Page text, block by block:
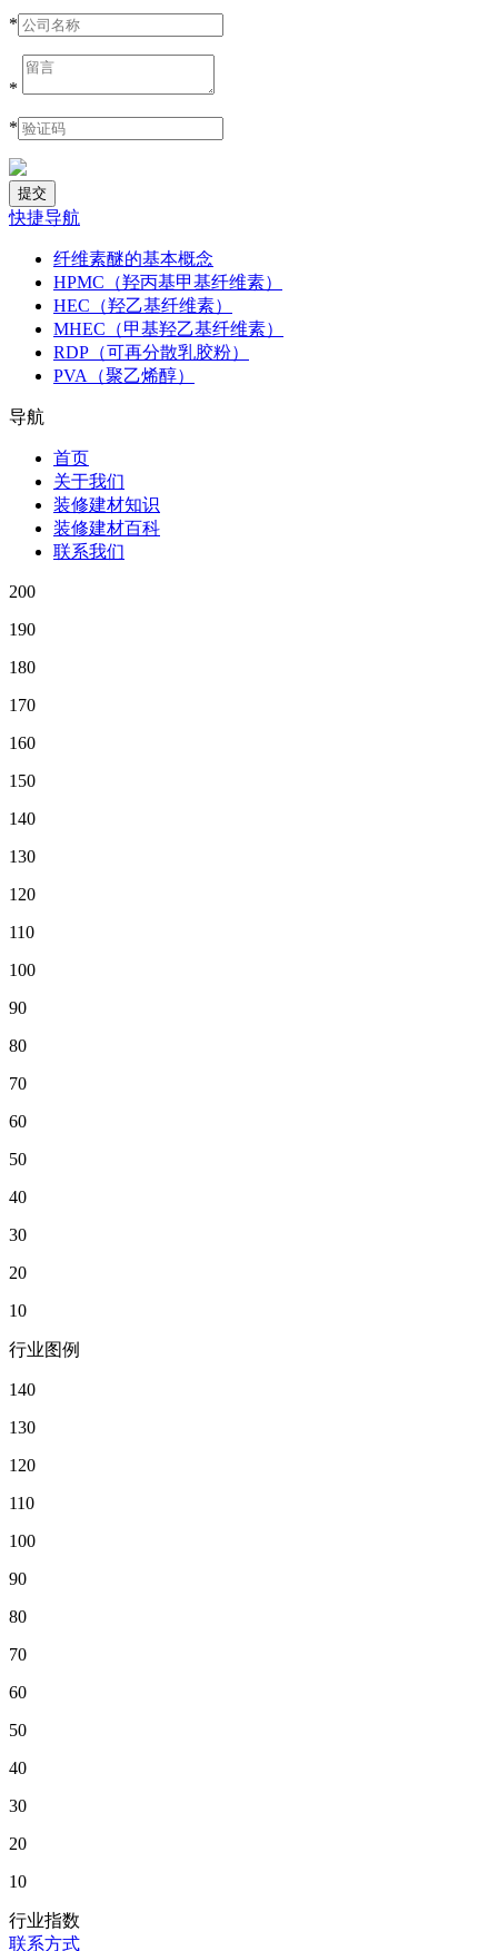
*
*
*
快捷导航
纤维素醚的基本概念
HPMC（羟丙基甲基纤维素）
HEC（羟乙基纤维素）
MHEC（甲基羟乙基纤维素）
RDP（可再分散乳胶粉）
PVA（聚乙烯醇）
导航
首页
关于我们
装修建材知识
装修建材百科
联系我们
200
190
180
170
160
150
140
130
120
110
100
90
80
70
60
50
40
30
20
10
行业图例
140
130
120
110
100
90
80
70
60
50
40
30
20
10
行业指数
联系方式